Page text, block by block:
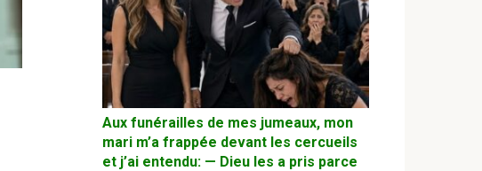
Aux funérailles de mes jumeaux, mon
mari m’a frappée devant les cercueils
et j’ai entendu: — Dieu les a pris parce